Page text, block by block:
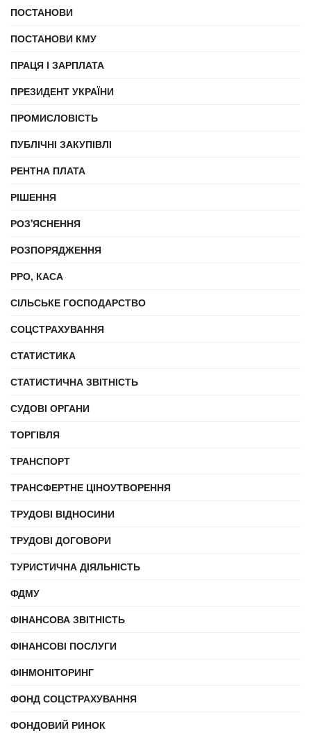
ПОСТАНОВИ
ПОСТАНОВИ КМУ
ПРАЦЯ І ЗАРПЛАТА
ПРЕЗИДЕНТ УКРАЇНИ
ПРОМИСЛОВІСТЬ
ПУБЛІЧНІ ЗАКУПІВЛІ
РЕНТНА ПЛАТА
РІШЕННЯ
РОЗ'ЯСНЕННЯ
РОЗПОРЯДЖЕННЯ
РРО, КАСА
СІЛЬСЬКЕ ГОСПОДАРСТВО
СОЦСТРАХУВАННЯ
СТАТИСТИКА
СТАТИСТИЧНА ЗВІТНІСТЬ
СУДОВІ ОРГАНИ
ТОРГІВЛЯ
ТРАНСПОРТ
ТРАНСФЕРТНЕ ЦІНОУТВОРЕННЯ
ТРУДОВІ ВІДНОСИНИ
ТРУДОВІ ДОГОВОРИ
ТУРИСТИЧНА ДІЯЛЬНІСТЬ
ФДМУ
ФІНАНСОВА ЗВІТНІСТЬ
ФІНАНСОВІ ПОСЛУГИ
ФІНМОНІТОРИНГ
ФОНД СОЦСТРАХУВАННЯ
ФОНДОВИЙ РИНОК